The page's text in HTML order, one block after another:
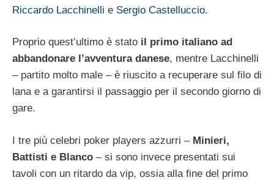
Riccardo Lacchinelli e Sergio Castelluccio.
Proprio quest’ultimo è stato il primo italiano ad
abbandonare l’avventura danese, mentre Lacchinelli
– partito molto male – è riuscito a recuperare sul filo di
lana e a garantirsi il passaggio per il secondo giorno di
gare.
I tre più celebri poker players azzurri – Minieri,
Battisti e Blanco – si sono invece presentati sui
tavoli con un ritardo da vip, ossia alla fine del primo